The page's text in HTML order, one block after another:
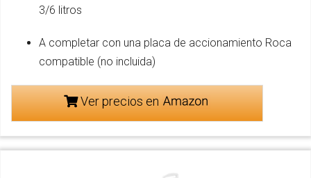
3/6 litros
A completar con una placa de accionamiento Roca
compatible (no incluida)
Ver precios en